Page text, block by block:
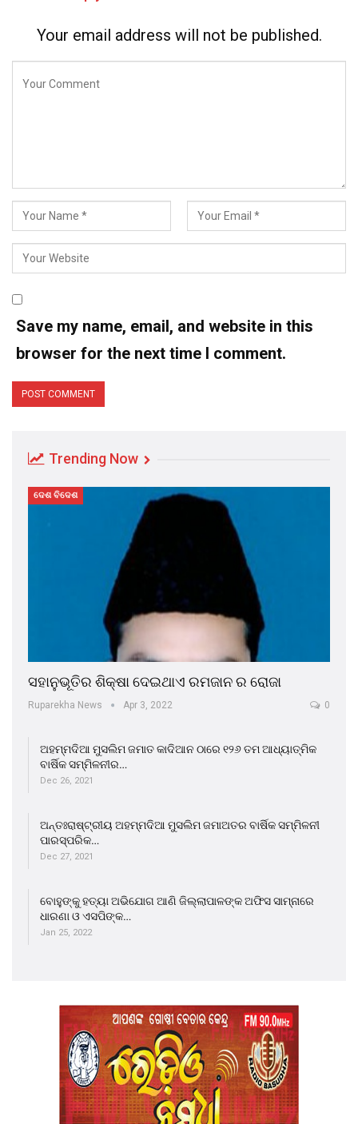
Your email address will not be published.
Save my name, email, and website in this
browser for the next time I comment.
Trending Now
ଦେଶ ବିଦେଶ
ସହାନୁଭୂତିର ଶିକ୍ଷା ଦେଇଥାଏ ରମଜାନ ର ରୋଜା
Ruparekha News Apr 3, 2022 0
ଅହମ୍ମଦିଆ ମୁସଲିମ ଜମାତ କାଦିଆନ ଠାରେ ୧୨୬ ତମ ଆଧ୍ୟାତ୍ମିକ
ବାର୍ଷିକ ସମ୍ମିଳନୀର…
Dec 26, 2021
ଅନ୍ତଃରାଷ୍ଟ୍ରୀୟ ଅହମ୍ମଦିଆ ମୁସଲିମ ଜମାଅତର ବାର୍ଷିକ ସମ୍ମିଳନୀ
ପାରସ୍ପରିକ…
Dec 27, 2021
ବୋହୁଙ୍କୁ ହତ୍ୟା ଅଭିଯୋଗ ଆଣି ଜିଲ୍ଲାପାଳଙ୍କ ଅଫିସ ସାମ୍ନାରେ
ଧାରଣା ଓ ଏସପିଙ୍କ…
Jan 25, 2022